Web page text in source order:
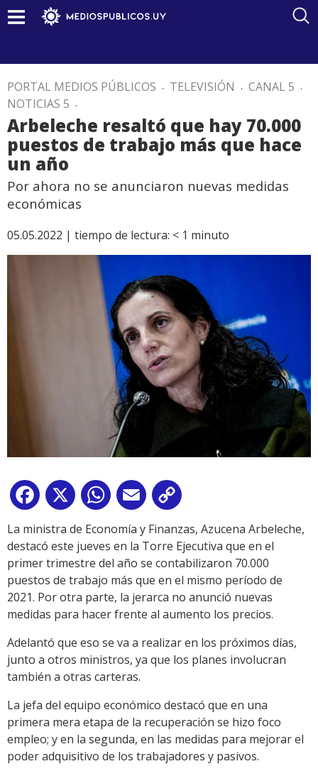
PORTAL MEDIOS PÚBLICOS . TELEVISIÓN . CANAL 5 .
NOTICIAS 5 .
Arbeleche resaltó que hay 70.000
puestos de trabajo más que hace
un año
Por ahora no se anunciaron nuevas medidas
económicas
05.05.2022 | tiempo de lectura: < 1 minuto
Facebook
X WhatsApp
Email
Link
La ministra de Economía y Finanzas, Azucena Arbeleche,
destacó este jueves en la Torre Ejecutiva que en el
primer trimestre del año se contabilizaron 70.000
puestos de trabajo más que en el mismo período de
2021. Por otra parte, la jerarca no anunció nuevas
medidas para hacer frente al aumento los precios.
Adelantó que eso se va a realizar en los próximos días,
junto a otros ministros, ya que los planes involucran
también a otras carteras.
La jefa del equipo económico destacó que en una
primera mera etapa de la recuperación se hizo foco
empleo; y en la segunda, en las medidas para mejorar el
poder adquisitivo de los trabajadores y pasivos.